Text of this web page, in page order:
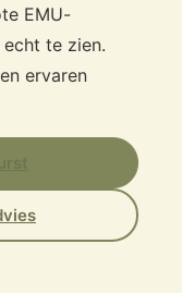
EMU-
te zien.
ervaren